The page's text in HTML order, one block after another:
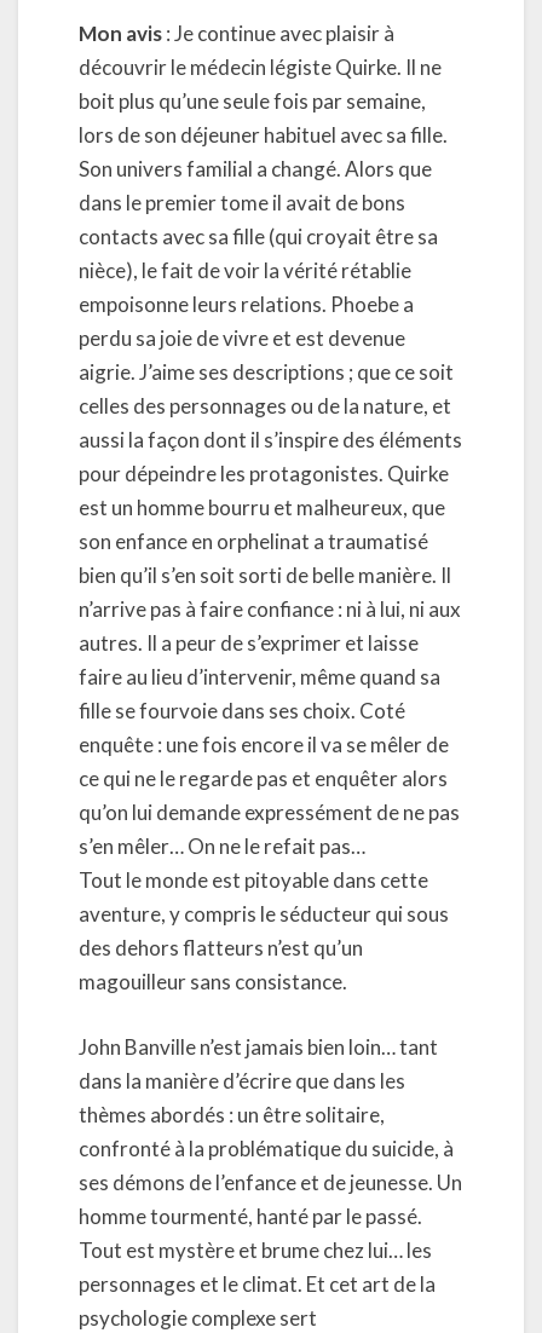
Mon avis: Je continue avec plaisir à
découvrir le médecin légiste Quirke. Il ne
boit plus qu’une seule fois par semaine,
lors de son déjeuner habituel avec sa fille.
Son univers familial a changé. Alors que
dans le premier tome il avait de bons
contacts avec sa fille (qui croyait être sa
nièce), le fait de voir la vérité rétablie
empoisonne leurs relations. Phoebe a
perdu sa joie de vivre et est devenue
aigrie. J’aime ses descriptions ; que ce soit
celles des personnages ou de la nature, et
aussi la façon dont il s’inspire des éléments
pour dépeindre les protagonistes. Quirke
est un homme bourru et malheureux, que
son enfance en orphelinat a traumatisé
bien qu’il s’en soit sorti de belle manière. Il
n’arrive pas à faire confiance : ni à lui, ni aux
autres. Il a peur de s’exprimer et laisse
faire au lieu d’intervenir, même quand sa
fille se fourvoie dans ses choix. Coté
enquête : une fois encore il va se mêler de
ce qui ne le regarde pas et enquêter alors
qu’on lui demande expressément de ne pas
s’en mêler… On ne le refait pas…
Tout le monde est pitoyable dans cette
aventure, y compris le séducteur qui sous
des dehors flatteurs n’est qu’un
magouilleur sans consistance.
John Banville n’est jamais bien loin… tant
dans la manière d’écrire que dans les
thèmes abordés : un être solitaire,
confronté à la problématique du suicide, à
ses démons de l’enfance et de jeunesse. Un
homme tourmenté, hanté par le passé.
Tout est mystère et brume chez lui… les
personnages et le climat. Et cet art de la
psychologie complexe sert